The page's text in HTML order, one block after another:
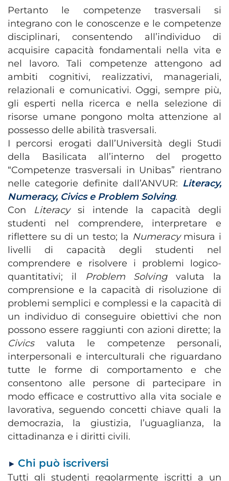
Pertanto le competenze trasversali si
integrano con le conoscenze e le competenze
disciplinari, consentendo all’individuo di
acquisire capacità fondamentali nella vita e
nel lavoro. Tali competenze attengono ad
ambiti cognitivi, realizzativi, manageriali,
relazionali e comunicativi. Oggi, sempre più,
gli esperti nella ricerca e nella selezione di
risorse umane pongono molta attenzione al
possesso delle abilità trasversali.
I percorsi erogati dall’Università degli Studi
della Basilicata all’interno del progetto
“Competenze trasversali in Unibas” rientrano
nelle categorie definite dall’ANVUR: Literacy,
Numeracy, Civics e Problem Solving.
Con Literacysi intende la capacità degli
studenti nel comprendere, interpretare e
riflettere su di un testo; la Numeracymisura i
livelli di capacità degli studenti nel
comprendere e risolvere i problemi logico-
quantitativi; il
Problem Solvingvaluta la
comprensione e la capacità di risoluzione di
problemi semplici e complessi e la capacità di
un individuo di conseguire obiettivi che non
possono essere raggiunti con azioni dirette; la
Civics valuta le competenze personali,
interpersonali e interculturali che riguardano
tutte le forme di comportamento e che
consentono alle persone di partecipare in
modo efficace e costruttivo alla vita sociale e
lavorativa, seguendo concetti chiave quali la
democrazia, la giustizia, l’uguaglianza, la
cittadinanza e i diritti civili.
► Chi può iscriversi
Tutti gli studenti regolarmente iscritti a un